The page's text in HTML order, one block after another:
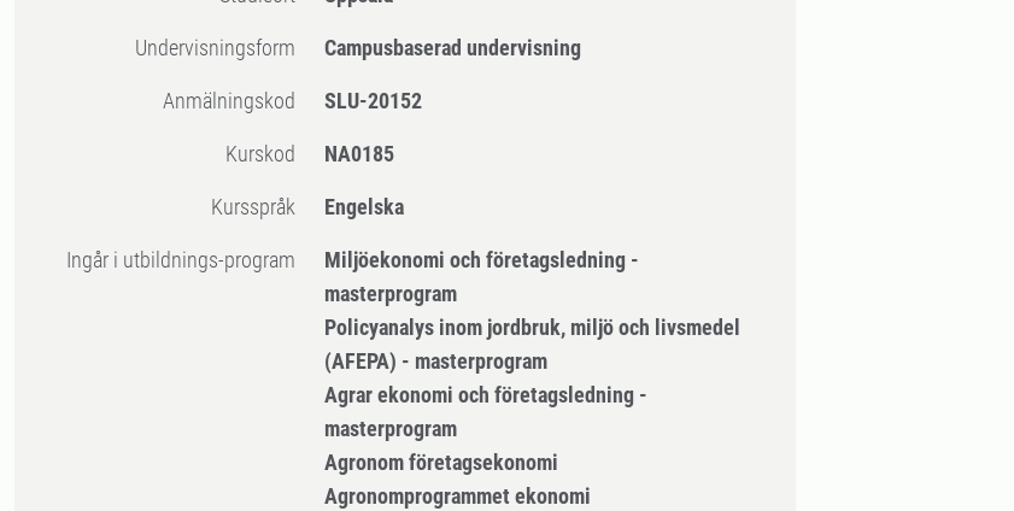
Undervisningsform Campusbaserad undervisning
Anmälningskod SLU-20152
Kurskod NA0185
Kursspråk Engelska
Ingår i utbildnings-program
Miljöekonomi och företagsledning -
masterprogram
Policyanalys inom jordbruk, miljö och livsmedel
(AFEPA) - masterprogram
Agrar ekonomi och företagsledning -
masterprogram
Agronom företagsekonomi
Agronomprogrammet ekonomi